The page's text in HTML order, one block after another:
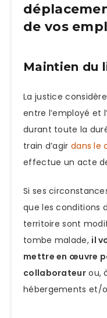
de vos
Maintien du
La justice
entre l’employé et
durant toute la
train d’agir dans le
effectue un acte
Si ses
que les conditions
territoire sont
tombe malade, il
mettre en œuvre
collaborateurou,
hébergements et/